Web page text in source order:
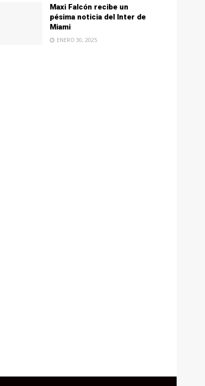
Maxi Falcón recibe un
pésima noticia del Inter de
Miami
ENERO 30, 2025